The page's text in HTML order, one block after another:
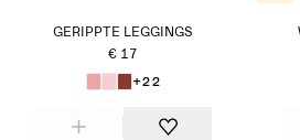
GERIPPTE LEGGINGS
€ 17
+22